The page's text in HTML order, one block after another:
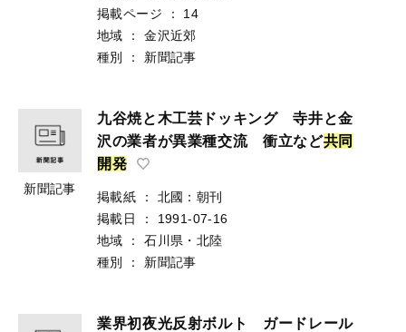
掲載ページ
：
14
地域
：
金沢近郊
種別
： 新聞記事
新聞記事
九谷焼と木工芸ドッキング 寺井と金
沢の業者が異業種交流 衝立など共同
開発
掲載紙 ：
北國：朝刊
掲載日
：
1991-07-16
地域
：
石川県・北陸
種別
： 新聞記事
業界初夜光反射ボルト ガードレール